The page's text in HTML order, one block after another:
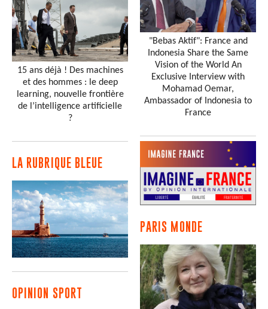
15 ans déjà ! Des machines
et des hommes : le deep
learning, nouvelle frontière
de l’intelligence artificielle
?
LA RUBRIQUE BLEUE
OPINION SPORT
"Bebas Aktif": France and
Indonesia Share the Same
Vision of the World An
Exclusive Interview with
Mohamad Oemar,
Ambassador of Indonesia to
France
PARIS MONDE